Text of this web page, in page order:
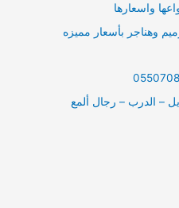
وهناجر بأسعار مميزه
– الدرب – رجال ألمع